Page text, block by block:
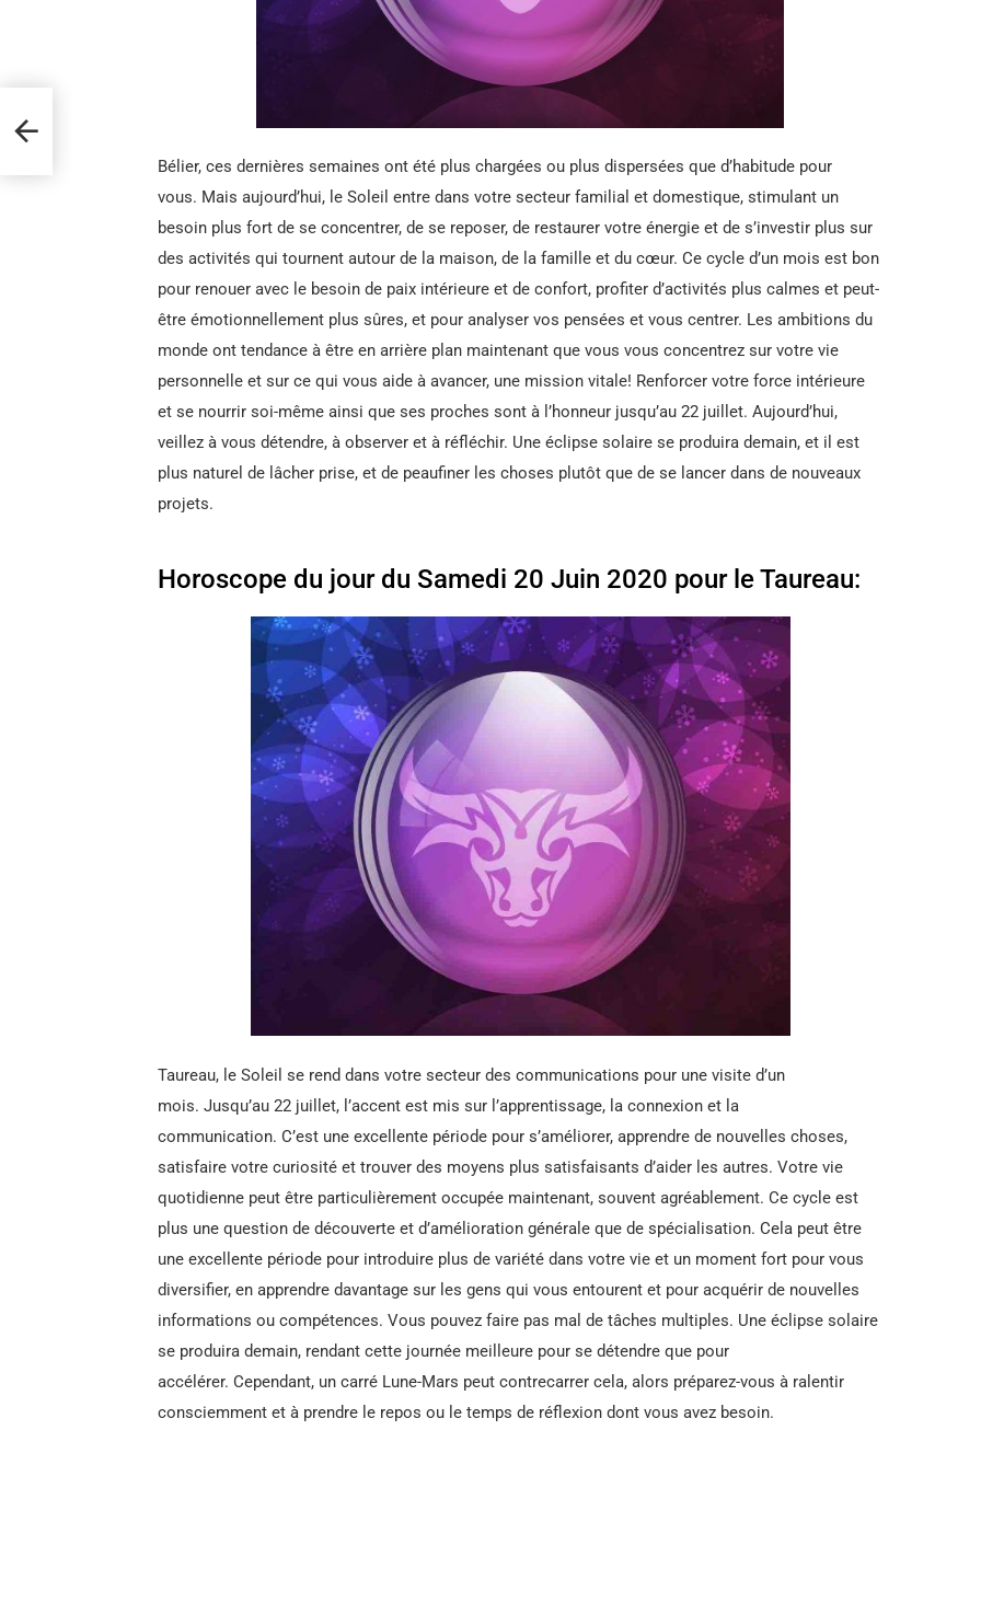
Bélier, ces dernières semaines ont été plus chargées ou plus dispersées que d’habitude pour
vous. Mais aujourd’hui, le Soleil entre dans votre secteur familial et domestique, stimulant un
besoin plus fort de se concentrer, de se reposer, de restaurer votre énergie et de s’investir plus sur
des activités qui tournent autour de la maison, de la famille et du cœur. Ce cycle d’un mois est bon
pour renouer avec le besoin de paix intérieure et de confort, profiter d’activités plus calmes et peut-
être émotionnellement plus sûres, et pour analyser vos pensées et vous centrer. Les ambitions du
monde ont tendance à être en arrière plan maintenant que vous vous concentrez sur votre vie
personnelle et sur ce qui vous aide à avancer, une mission vitale! Renforcer votre force intérieure
et se nourrir soi-même ainsi que ses proches sont à l’honneur jusqu’au 22 juillet. Aujourd’hui,
veillez à vous détendre, à observer et à réfléchir. Une éclipse solaire se produira demain, et il est
plus naturel de lâcher prise, et de peaufiner les choses plutôt que de se lancer dans de nouveaux
projets.
Horoscope du jour du Samedi 20 Juin 2020 pour le Taureau:
Taureau, le Soleil se rend dans votre secteur des communications pour une visite d’un
mois. Jusqu’au 22 juillet, l’accent est mis sur l’apprentissage, la connexion et la
communication. C’est une excellente période pour s’améliorer, apprendre de nouvelles choses,
satisfaire votre curiosité et trouver des moyens plus satisfaisants d’aider les autres. Votre vie
quotidienne peut être particulièrement occupée maintenant, souvent agréablement. Ce cycle est
plus une question de découverte et d’amélioration générale que de spécialisation. Cela peut être
une excellente période pour introduire plus de variété dans votre vie et un moment fort pour vous
diversifier, en apprendre davantage sur les gens qui vous entourent et pour acquérir de nouvelles
informations ou compétences. Vous pouvez faire pas mal de tâches multiples. Une éclipse solaire
se produira demain, rendant cette journée meilleure pour se détendre que pour
accélérer. Cependant, un carré Lune-Mars peut contrecarrer cela, alors préparez-vous à ralentir
consciemment et à prendre le repos ou le temps de réflexion dont vous avez besoin.